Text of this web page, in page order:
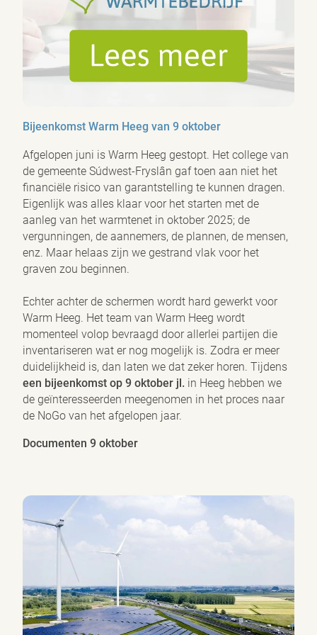
Bijeenkomst Warm Heeg van 9 oktober
Afgelopen juni is Warm Heeg gestopt. Het college van
de gemeente Súdwest-Fryslân gaf toen aan niet het
financiële risico van garantstelling te kunnen dragen.
Eigenlijk was alles klaar voor het starten met de
aanleg van het warmtenet in oktober 2025; de
vergunningen, de aannemers, de plannen, de mensen,
enz. Maar helaas zijn we gestrand vlak voor het
graven zou beginnen.
Echter achter de schermen wordt hard gewerkt voor
Warm Heeg. Het team van Warm Heeg wordt
momenteel volop bevraagd door allerlei partijen die
inventariseren wat er nog mogelijk is. Zodra er meer
duidelijkheid is, dan laten we dat zeker horen. Tijdens
een bijeenkomst op 9 oktober jl. in Heeg hebben we
de geïnteresseerden meegenomen in het proces naar
de NoGo van het afgelopen jaar.
Documenten 9 oktober